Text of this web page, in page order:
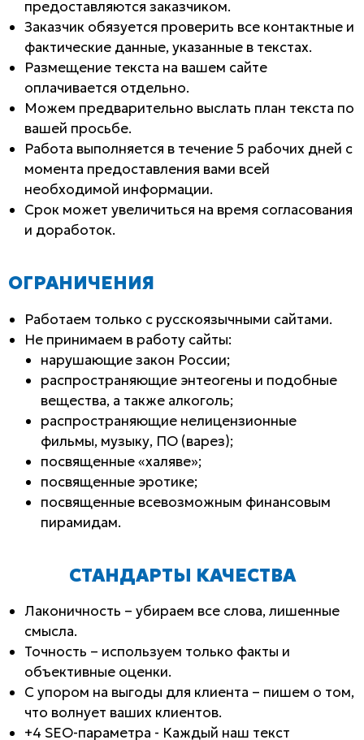
предоставляются заказчиком.
Заказчик обязуется проверить все контактные и
фактические данные, указанные в текстах.
Размещение текста на вашем сайте
оплачивается отдельно.
Можем предварительно выслать план текста по
вашей просьбе.
Работа выполняется в течение 5 рабочих дней с
момента предоставления вами всей
необходимой информации.
Срок может увеличиться на время согласования
и доработок.
ОГРАНИЧЕНИЯ
Работаем только с русскоязычными сайтами.
Не принимаем в работу сайты:
нарушающие закон России;
распространяющие энтеогены и подобные
вещества, а также алкоголь;
распространяющие нелицензионные
фильмы, музыку, ПО (варез);
посвященные «халяве»;
посвященные эротике;
посвященные всевозможным финансовым
пирамидам.
CТАНДАРТЫ КАЧЕСТВА
Лаконичность – убираем все слова, лишенные
смысла.
Точность – используем только факты и
объективные оценки.
С упором на выгоды для клиента – пишем о том,
что волнует ваших клиентов.
+4 SEO-параметра - Каждый наш текст